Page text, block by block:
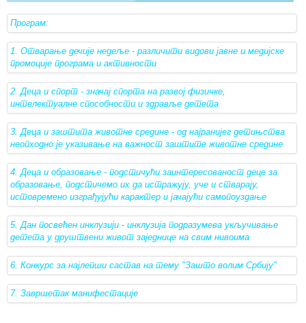
Програм:
1. Отварање дечије недеље - различити видови јавне и медијске
промоције програма и активности
2. Деца и спорт - значај спорта на развој физичке,
интелектуалне способности и здравље детета
3. Деца и заштита животне средине - од најранијег детињства
неопходно је указивање на важност заштите животне средине
4. Деца и образовање - подстичући заинтересованост деце за
образовање, подстичемо их да истражују, уче и стварају,
истовремено изграђујући карактер и јачајући самопоуздање
5. Дан посвећен инклузији - инклузија подразумева укључивање
детета у друштвени живот заједнице на свим нивоима
6. Конкурс за најлепши састав на тему "Зашто волим Србију"
7. Завршетак манифестације